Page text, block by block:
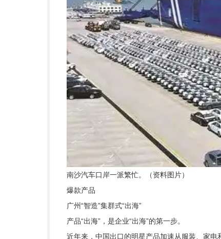
南沙汽车口岸一派繁忙。（资料图片）
爆款产品
广州“智造”集群式“出海”
产品“出海”，是企业“出海”的第一步。
近年来，中国出口的明星产品加速从服装、家电